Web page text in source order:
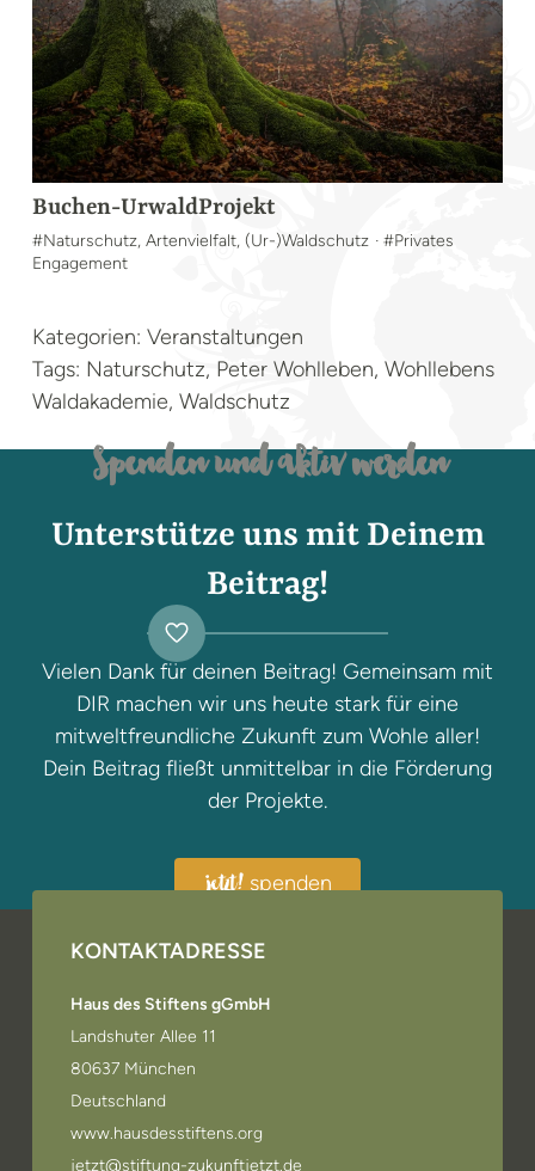
Buchen-UrwaldProjekt
#Naturschutz, Artenvielfalt, (Ur-)Waldschutz · #Privates
Engagement
Kategorien: Veranstaltungen
Tags: Naturschutz, Peter Wohlleben, Wohllebens
Waldakademie, Waldschutz
Spenden und aktiv werden
Unterstütze uns mit Deinem
Beitrag!
Vielen Dank für deinen Beitrag! Gemeinsam mit
DIR machen wir uns heute stark für eine
mitweltfreundliche Zukunft zum Wohle aller!
Dein Beitrag fließt unmittelbar in die Förderung
der Projekte.
jetzt! spenden
KONTAKTADRESSE
Haus des Stiftens gGmbH
Landshuter Allee 11
80637 München
Deutschland
www.hausdesstiftens.org
jetzt@stiftung-zukunftjetzt.de